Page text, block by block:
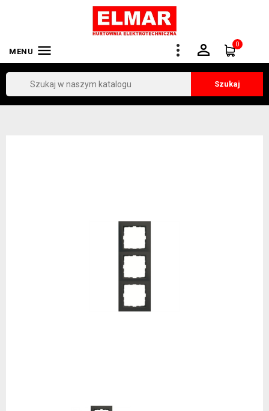
MENU  0

Szukaj